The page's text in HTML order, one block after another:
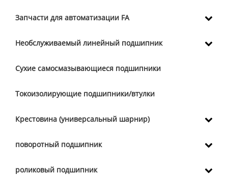
Запчасти для автоматизации FA
Необслуживаемый линейный подшипник
Сухие самосмазывающиеся подшипники
Токоизолирующие подшипники/втулки
Крестовина (универсальный шарнир)
поворотный подшипник
роликовый подшипник